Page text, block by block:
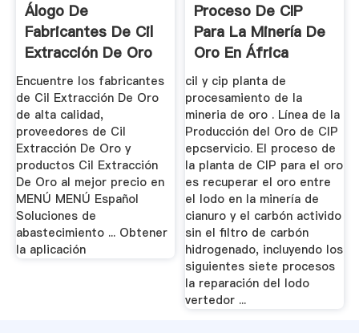
Álogo De
Fabricantes De Cil
Extracción De Oro
De Alta ...
Encuentre los fabricantes
de Cil Extracción De Oro
de alta calidad,
proveedores de Cil
Extracción De Oro y
productos Cil Extracción
De Oro al mejor precio en
MENÚ MENÚ Español
Soluciones de
abastecimiento ... Obtener
la aplicación
Proceso De CIP
Para La Minería De
Oro En África
cil y cip planta de
procesamiento de la
mineria de oro . Línea de la
Producción del Oro de CIP
epcservicio. El proceso de
la planta de CIP para el oro
es recuperar el oro entre
el lodo en la minería de
cianuro y el carbón activido
sin el filtro de carbón
hidrogenado, incluyendo los
siguientes siete procesos
la reparación del lodo
vertedor ...